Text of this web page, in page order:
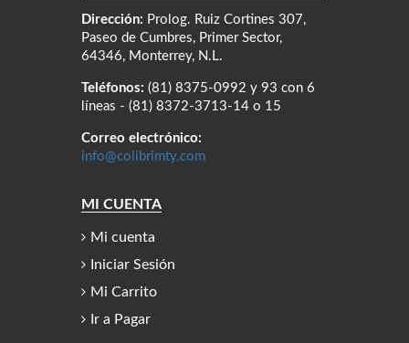
Dirección: Prolog. Ruiz Cortines 307,
Paseo de Cumbres, Primer Sector,
64346, Monterrey, N.L.
Teléfonos: (81) 8375-0992 y 93 con 6
líneas - (81) 8372-3713-14 o 15
Correo electrónico:
info@colibrimty.com
MI CUENTA
Mi cuenta
Iniciar Sesión
Mi Carrito
Ir a Pagar